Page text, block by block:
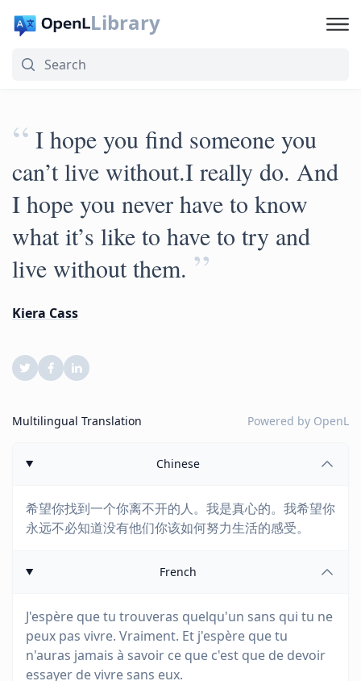
Library
“ I hope you find someone you
can’t live without.I really do. And
I hope you never have to know
what it’s like to have to try and
live without them. ”
Kiera Cass
Multilingual Translation Powered by OpenL
Chinese
希望你找到一个你离不开的人。我是真心的。我希望你
永远不必知道没有他们你该如何努力生活的感受。
French
J'espère que tu trouveras quelqu'un sans qui tu ne
peux pas vivre. Vraiment. Et j'espère que tu
n'auras jamais à savoir ce que c'est que de devoir
essayer de vivre sans eux.